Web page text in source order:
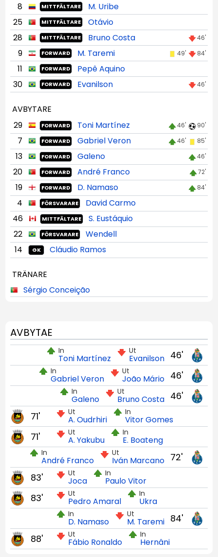
8 MITTFÄLTARE
M. Uribe
25
MITTFÄLTARE
Otávio
28
MITTFÄLTARE Bruno Costa 46'
9 FORWARD M. Taremi 49' 84'
11 FORWARD
Pepê Aquino
30
FORWARD Evanilson 46'
AVBYTARE
29
FORWARD Toni Martínez 46' 90'
7 FORWARD Gabriel Veron 46' 85'
13 FORWARD Galeno 46'
20 FORWARD André Franco 72'
19 FORWARD D. Namaso 84'
4 FÖRSVARARE
David Carmo
46
MITTFÄLTARE
S. Eustáquio
22
FÖRSVARARE
Wendell
14
GK Cláudio Ramos
TRÄNARE
Sérgio Conceição
AVBYTAE
46'
Ut
Evanilson
In
Toni Martínez
46'
Ut
João Mário
In
Gabriel Veron
46'
Ut
Bruno Costa
In
Galeno
Ut
A. Oudrhiri
In
Vitor Gomes
71'
Ut
A. Yakubu
In
E. Boateng
71'
72'
Ut
Iván Marcano
In
André Franco
Ut
Joca
In
Paulo Vitor
83'
Ut
Pedro Amaral
In
Ukra
83'
84'
Ut
M. Taremi
In
D. Namaso
Ut
Fábio Ronaldo
In
Hernâni
88'